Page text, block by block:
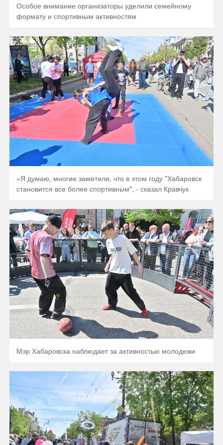
Особое внимание организаторы уделили семейному
формату и спортивным активностям
«Я думаю, многие заметили, что в этом году "Хабаровск
становится все более спортивным", - сказал Кравчук
Мэр Хабаровска наблюдает за активностью молодежи